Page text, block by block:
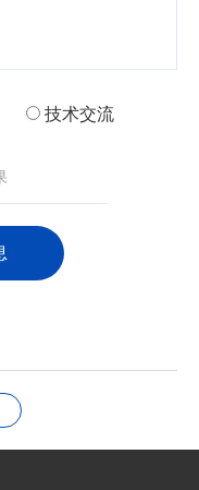
技术交流